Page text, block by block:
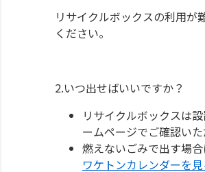
リサイクルボックスの利用が
ください。
2.いつ出せばいいですか？
リサイクルボックスは
ームページでご確認い
燃えないごみで出す場
ワケトンカレンダーを見